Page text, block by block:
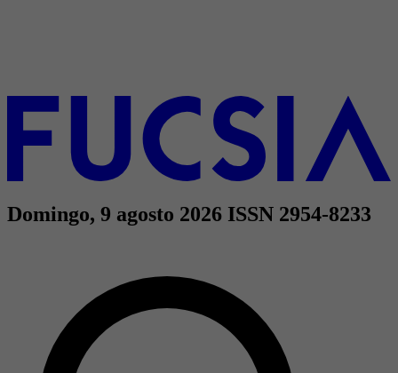
Domingo, 9 agosto 2026 ISSN 2954-8233